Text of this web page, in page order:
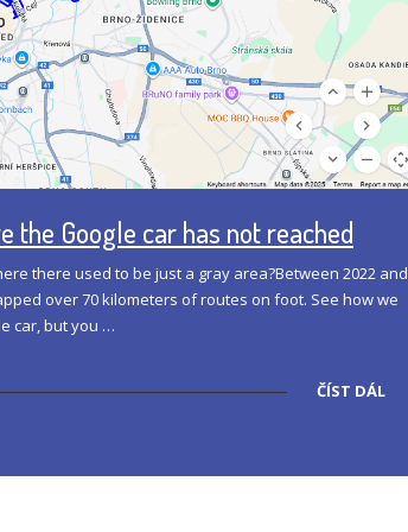
the Google car has not reached
there used to be just a gray area?Between 2022 and
over 70 kilometers of routes on foot. See how we
car, but you …
ČÍST DÁL